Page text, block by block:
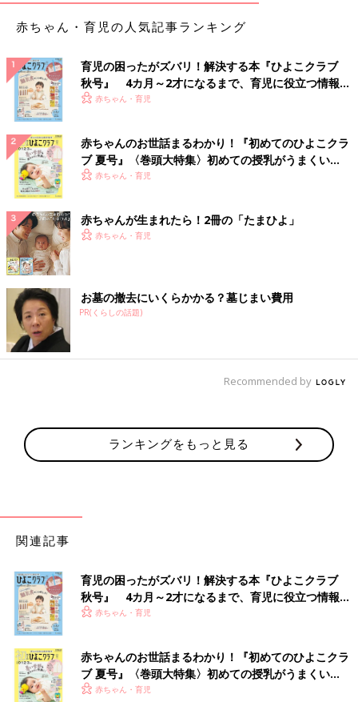
「レパートリーを増やすには、基本的にはいろいろなレシピ本を
見て作ってみるのがいいと思います。調理になれてくると調味の
やすことができます。
同じ食材でも焼く、炒める、揚げる、蒸す、煮るなど、調理法を
変えてみるのもいいですね。和風味のものは洋風、中華風な調味
に変えて、アレンジして味変するのもオススメです」（ほりえさ
ちこさん）
カレードリア弁当
（材料／1人前）
カレー 適量（ごはんとルウ―はお好みの割合で）
バター 5g
ご飯 160g～200g
卵 1個
ピザチーズ 適量
あればパセリみじん切り
（作り方）
(1)耐熱皿にバターを混ぜたご飯、残り物のカレーをかけ卵を割
もアレンジ可能！
コロッケドリア
コロッケ 1個
A(バター 5g、ケチャップ 大さじ2)
キャベツの千切り 30g
中濃ソース 適量
ピザチーズ 適量
（作り方）
(1)あたたかいご飯にAと、ミックスベジタブルを混ぜる。
(2)耐熱容器に(1)を詰め、キャベツの千切り、残り物のコロッケ
赤ちゃん・育児の人気記事ランキング
育児の困ったがズバリ！解決する本『ひよこクラブ
秋号』 4カ月～2才になるまで、育児に役立つ情報が
いっぱい！
赤ちゃん・育児
赤ちゃんのお世話まるわかり！『初めてのひよこクラ
ブ 夏号』〈巻頭大特集〉初めての授乳がうまくい
く！ おっぱい・ミルクの基本と夏のトラブル 解決テ
赤ちゃん・育児
赤ちゃんが生まれたら！2冊の「たまひよ」
赤ちゃん・育児
お墓の撤去にいくらかかる？墓じまい費用
PR(くらしの話題)
Recommended by
ランキングをもっと見る
関連記事
育児の困ったがズバリ！解決する本『ひよこクラブ
秋号』 4カ月～2才になるまで、育児に役立つ情報が
いっぱい！
赤ちゃん・育児
赤ちゃんのお世話まるわかり！『初めてのひよこクラ
ブ 夏号』〈巻頭大特集〉初めての授乳がうまくい
く！ おっぱい・ミルクの基本と夏のトラブル 解決テ
赤ちゃん・育児